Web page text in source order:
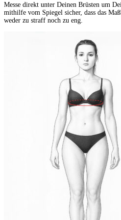
Messe direkt unter Deinen Brüsten um
mithilfe vom Spiegel sicher, dass das
weder zu straff noch zu eng.